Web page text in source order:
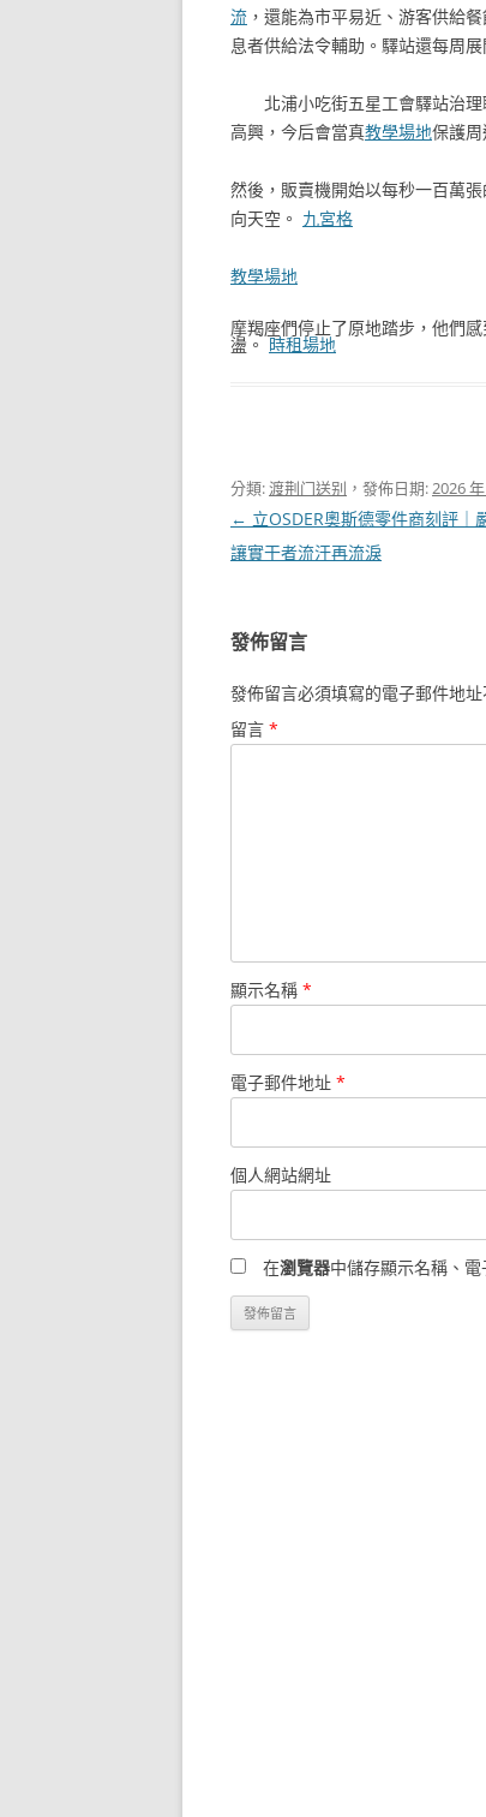
流 ，還能為市平易近、游客供給
息者供給法令輔助。驛站還每周
北浦小吃街五星工會驛站治
高興，今后會當真教學場地保護
然後，販賣機開始以每秒一百萬
向天空。 九宮格
教學場地
摩羯座們停止了原地踏步，他們感
盪。時租場地
分類:渡荆门送别 ，發佈日期:2026
文
章
← 立OSDER奧斯德零件商刻評｜
讓實干者流汗再流淚
發佈留言
發佈留言必須填寫的電子郵件地址
留言 *
顯示名稱 *
電子郵件地址 *
個人網站網址
在瀏覽器中儲存顯示名稱、